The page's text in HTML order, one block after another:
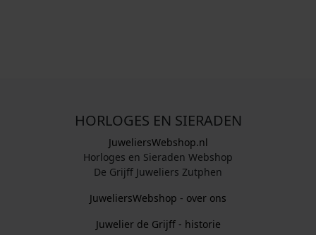
HORLOGES EN SIERADEN
JuweliersWebshop.nl
Horloges en Sieraden Webshop
De Grijff Juweliers Zutphen
JuweliersWebshop - over ons
Juwelier de Grijff - historie